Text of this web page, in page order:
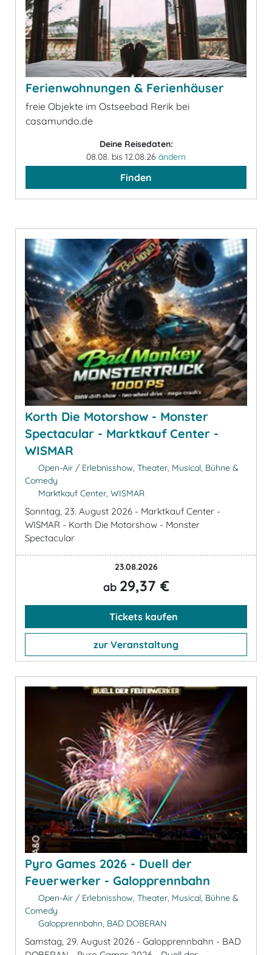
Ferienwohnungen & Ferienhäuser
freie Objekte im Ostseebad Rerik bei
casamundo.de
Deine Reisedaten:
08.08. bis 12.08.26 ändern
Finden
Korth Die Motorshow - Monster
Spectacular - Marktkauf Center -
WISMAR
Open-Air / Erlebnisshow, Theater, Musical, Bühne &
Comedy
Marktkauf Center, WISMAR
Sonntag, 23. August 2026 - Marktkauf Center -
WISMAR - Korth Die Motorshow - Monster
Spectacular
23.08.2026
ab 29,37 €
Tickets kaufen
zur Veranstaltung
Pyro Games 2026 - Duell der
Feuerwerker - Galopprennbahn
Open-Air / Erlebnisshow, Theater, Musical, Bühne &
Comedy
Galopprennbahn, BAD DOBERAN
Samstag, 29. August 2026 - Galopprennbahn - BAD